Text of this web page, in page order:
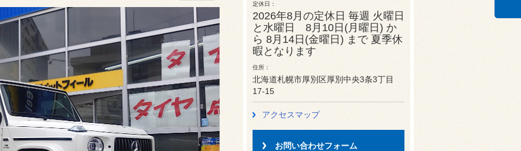
定休日
2026年8月の定休日 毎週 火曜日
と水曜日 8月10日(月曜日) か
ら 8月14日(金曜日) まで 夏季休
暇となります
住所
北海道札幌市厚別区厚別中央3条3丁目
17-15
アクセスマップ
お問い合わせフォーム